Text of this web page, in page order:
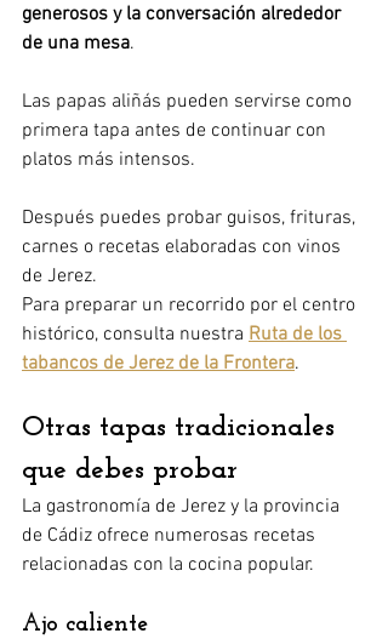
generosos y la conversación alrededor
de una mesa.
Las papas aliñás pueden servirse como
primera tapa antes de continuar con
platos más intensos.
Después puedes probar guisos, frituras,
carnes o recetas elaboradas con vinos
de Jerez.
Para preparar un recorrido por el centro
histórico, consulta nuestra Ruta de los
tabancos de Jerez de la Frontera.
Otras tapas tradicionales
que debes probar
La gastronomía de Jerez y la provincia
de Cádiz ofrece numerosas recetas
relacionadas con la cocina popular.
Ajo caliente